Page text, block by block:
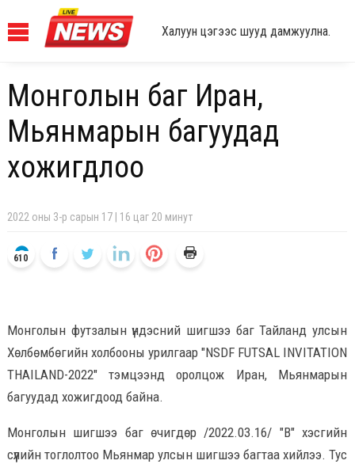
Халуун цэгээс шууд дамжуулна.
Монголын баг Иран,
Мьянмарын багуудад
хожигдлоо
2022 оны 3-р сарын 17 | 16 цаг 20 минут
610
Монголын футзалын үндэсний шигшээ баг Тайланд улсын
Хөлбөмбөгийн холбооны урилгаар "NSDF FUTSAL INVITATION
THAILAND-2022" тэмцээнд оролцож Иран, Мьянмарын
багуудад хожигдоод байна.
Монголын шигшээ баг өчигдөр /2022.03.16/ "B" хэсгийн
сүүлийн тоглолтоо Мьянмар улсын шигшээ багтаа хийлээ. Тус